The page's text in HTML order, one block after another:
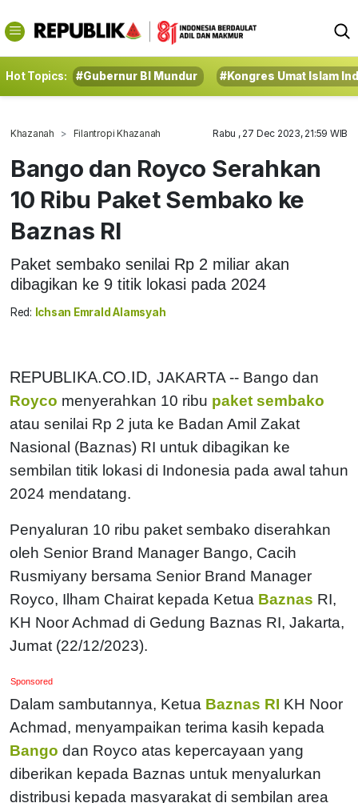
Hot Topics: #Gubernur BI Mundur #Kongres Umat Islam
Khazanah Filantropi Khazanah Rabu , 27 Dec 2023, 21:59 WIB
Bango dan Royco Serahkan
10 Ribu Paket Sembako ke
Baznas RI
Paket sembako senilai Rp 2 miliar akan
dibagikan ke 9 titik lokasi pada 2024
Red: Ichsan Emrald Alamsyah
REPUBLIKA.CO.ID, JAKARTA -- Bango dan
Royco menyerahkan 10 ribu paket sembako
atau senilai Rp 2 juta ke Badan Amil Zakat
Nasional (Baznas) RI untuk dibagikan ke
sembilan titik lokasi di Indonesia pada awal tahun
2024 mendatang.
Penyaluran 10 ribu paket sembako diserahkan
oleh Senior Brand Manager Bango, Cacih
Rusmiyany bersama Senior Brand Manager
Royco, Ilham Chairat kepada Ketua Baznas RI,
KH Noor Achmad di Gedung Baznas RI, Jakarta,
Jumat (22/12/2023).
Sponsored
Dalam sambutannya, Ketua Baznas RI KH Noor
Achmad, menyampaikan terima kasih kepada
Bango dan Royco atas kepercayaan yang
diberikan kepada Baznas untuk menyalurkan
distribusi kepada masyarakat di sembilan area